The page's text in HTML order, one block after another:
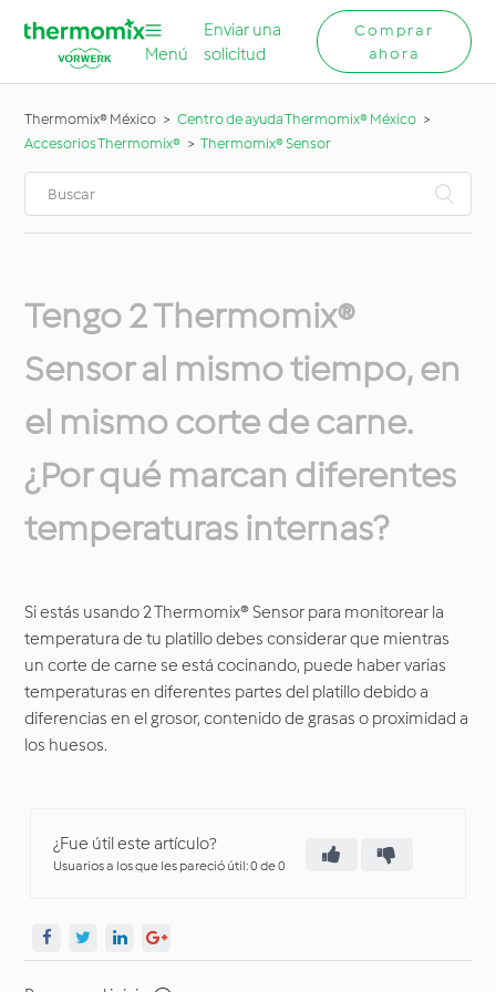
Menú
Enviar una
solicitud
Comprar
ahora
Thermomix® México
Centro de ayuda Thermomix® México
Accesorios Thermomix®
Thermomix® Sensor
Tengo 2 Thermomix®
Sensor al mismo tiempo, en
el mismo corte de carne.
¿Por qué marcan diferentes
temperaturas internas?
Si estás usando 2 Thermomix® Sensor para monitorear la
temperatura de tu platillo debes considerar que mientras
un corte de carne se está cocinando, puede haber varias
temperaturas en diferentes partes del platillo debido a
diferencias en el grosor, contenido de grasas o proximidad a
los huesos.
¿Fue útil este artículo?
Usuarios a los que les pareció útil: 0 de 0